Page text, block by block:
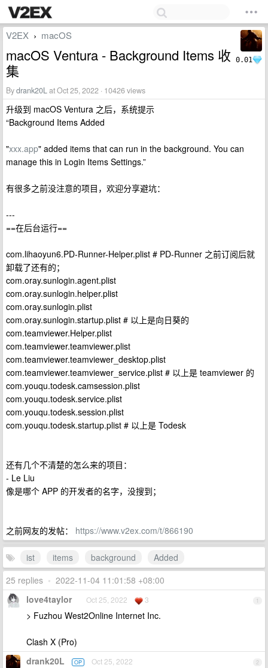
0.01
V2EX › macOS
macOS Ventura - Background Items 收
集
Bydrank20Lat Oct 25, 2022 · 10426 views
升级到 macOS Ventura 之后，系统提示
“Background Items Added
"xxx.app" added items that can run in the background. You can
manage this in Login Items Settings.”
有很多之前没注意的项目，欢迎分享避坑：
---
==在后台运行==
com.lihaoyun6.PD-Runner-Helper.plist # PD-Runner 之前订阅后就
卸载了还有的；
com.oray.sunlogin.agent.plist
com.oray.sunlogin.helper.plist
com.oray.sunlogin.plist
com.oray.sunlogin.startup.plist # 以上是向日葵的
com.teamviewer.Helper.plist
com.teamviewer.teamviewer.plist
com.teamviewer.teamviewer_desktop.plist
com.teamviewer.teamviewer_service.plist # 以上是 teamviewer 的
com.youqu.todesk.camsession.plist
com.youqu.todesk.service.plist
com.youqu.todesk.session.plist
com.youqu.todesk.startup.plist # 以上是 Todesk
还有几个不清楚的怎么来的项目：
- Le Liu
像是哪个 APP 的开发者的名字，没搜到；
之前网友的发帖： https://www.v2ex.com/t/866190
ist items background
Added
25 replies • 2022-11-04 11:01:58 +08:00
1
love4taylor Oct 25, 2022 3
> Fuzhou West2Online Internet Inc.
Clash X (Pro)
2
drank20L OP Oct 25, 2022